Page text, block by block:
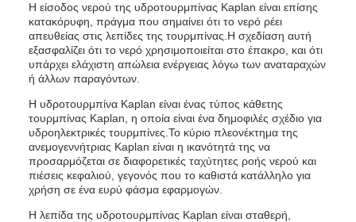
Η είσοδος νερού της υδροτουρμπίνας Kaplan είναι επίσης
κατακόρυφη, πράγμα που σημαίνει ότι το νερό ρέει
απευθείας στις λεπίδες της τουρμπίνας.Η σχεδίαση αυτή
εξασφαλίζει ότι το νερό χρησιμοποιείται στο έπακρο, και ότι
υπάρχει ελάχιστη απώλεια ενέργειας λόγω των αναταραχών
ή άλλων παραγόντων.
Η υδροτουρμπίνα Kaplan είναι ένας τύπος κάθετης
τουρμπίνας Kaplan, η οποία είναι ένα δημοφιλές σχέδιο για
υδροηλεκτρικές τουρμπίνες.Το κύριο πλεονέκτημα της
ανεμογεννήτριας Kaplan είναι η ικανότητά της να
προσαρμόζεται σε διαφορετικές ταχύτητες ροής νερού και
πιέσεις κεφαλιού, γεγονός που το καθιστά κατάλληλο για
χρήση σε ένα ευρύ φάσμα εφαρμογών.
Η λεπίδα της υδροτουρμπίνας Kaplan είναι σταθερή,